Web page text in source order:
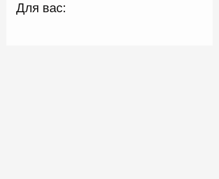
Для вас: